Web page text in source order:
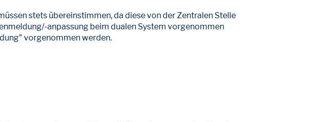
stets übereinstimmen, da diese von der Zentralen Stelle
anpassung beim dualen System vorgenommen
vorgenommen werden.